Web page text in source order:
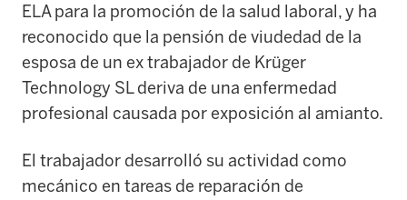
ELA para la promoción de la salud laboral, y ha
reconocido que la pensión de viudedad de la
esposa de un ex trabajador de Krüger
Technology SL deriva de una enfermedad
profesional causada por exposición al amianto.
El trabajador desarrolló su actividad como
mecánico en tareas de reparación de